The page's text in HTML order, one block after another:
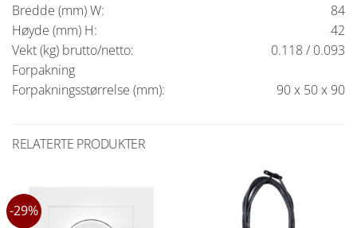
Bredde (mm) W:
84
Høyde (mm) H:
42
Vekt (kg) brutto/netto:
0.118 / 0.093
Forpakning
Forpakningsstørrelse (mm):
90 x 50 x 90
RELATERTE PRODUKTER
-29%